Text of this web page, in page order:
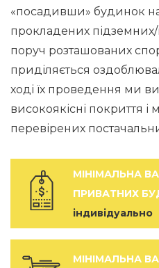
«посадивши» будинок
прокладених підземних/
поруч розташованих
приділяється
ході їх проведення ми
високоякісні покриття і
перевірених
МІНІМАЛЬНА
ПРИВАТНИХ
індивідуально
МІНІМАЛЬНА